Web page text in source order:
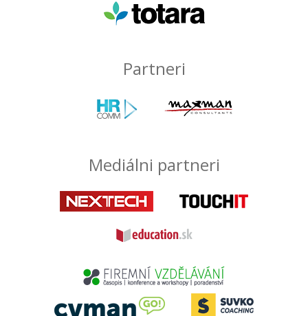
Partneri
Mediálni partneri